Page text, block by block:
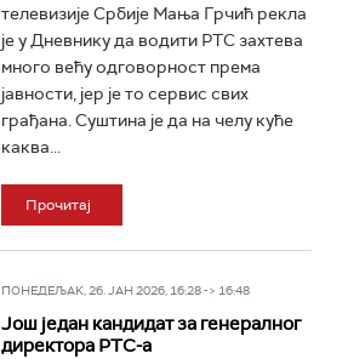
телевизије Србије Мања Грчић рекла
је у Дневнику да водити РТС захтева
много већу одговорност према
јавности, јер је то сервис свих
грађана. Суштина је да на челу куће
каква...
Прочитај
ПОНЕДЕЉАК, 26. ЈАН 2026, 16:28 -> 16:48
Још један кандидат за генералног
директора РТС-а